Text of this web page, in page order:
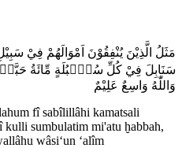
مَثَلُ الَّذِيْنَ يُنْفِقُوْنَ اَمْوَالَهُمْ فِيْ
سَنَابِلَ فِيْ كُلِّ سُنْۢبُلَةٍ مِّائَةُ
وَاللّٰهُ وَاسِعٌ عَلِيْمٌ
fî sabîlillâhi kamatsali
kulli sumbulatim mi'atu ḫabbah,
wâsi‘un ‘alîm